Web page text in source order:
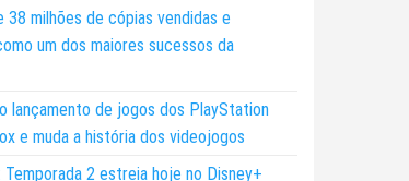
38 milhões de cópias vendidas e
um dos maiores sucessos da
lançamento de jogos dos PlayStation
e muda a história dos videojogos
Temporada 2 estreia hoje no Disney+